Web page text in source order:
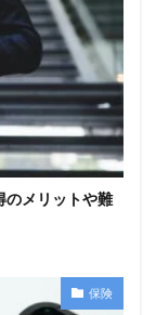
のメリットや難
保険